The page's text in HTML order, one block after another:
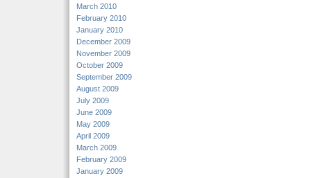
March 2010
February 2010
January 2010
December 2009
November 2009
October 2009
September 2009
August 2009
July 2009
June 2009
May 2009
April 2009
March 2009
February 2009
January 2009